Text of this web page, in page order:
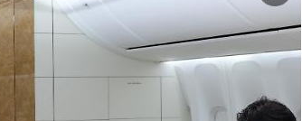
미
지
확
대